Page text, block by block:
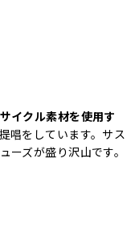
イクル素材を使用す
唱をしています。サス
ーズが盛り沢山です。